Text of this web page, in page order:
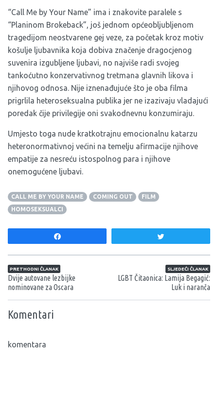
“Call Me by Your Name” ima i znakovite paralele s
“Planinom Brokeback”, još jednom općeobljubljenom
tragedijom neostvarene gej veze, za početak kroz motiv
košulje ljubavnika koja dobiva značenje dragocjenog
suvenira izgubljene ljubavi, no najviše radi svojeg
tankoćutno konzervativnog tretmana glavnih likova i
njihovog odnosa. Nije iznenađujuće što je oba filma
prigrlila heteroseksualna publika jer ne izazivaju vladajući
poredak čije privilegije oni svakodnevnu konzumiraju.
Umjesto toga nude kratkotrajnu emocionalnu katarzu
heteronormativnoj većini na temelju afirmacije njihove
empatije za nesreću istospolnog para i njihove
onemogućene ljubavi.
CALL ME BY YOUR NAME COMING OUT
FILM
HOMOSEKSUALCI
Navigacija članaka
PRETHODNI ČLANAK
Dvije autovane lezbijke
nominovane za Oscara
SLJEDEĆI ČLANAK
LGBT Čitaonica: Lamija Begagić:
Luk i naranča
Komentari
komentara